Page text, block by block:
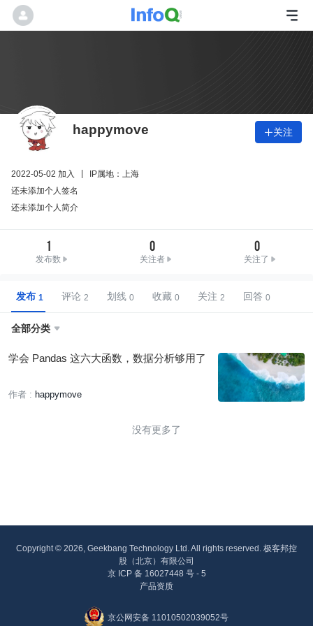
happymove 关注
2022-05-02 加入
IP属地：上海
还未添加个人签名
还未添加个人简介
1
发布数
0
关注者
0
关注了
发布 评论 划线 收藏 关注 回答
全部分类 
学会 Pandas 这六大函数，数据分析够用了
作者 : happymove
没有更多了
Copyright © 2026, Geekbang Technology Ltd. All rights reserved. 极客邦控
股（北京）有限公司
京 ICP 备 16027448 号 - 5
产品资质
京公网安备 11010502039052号